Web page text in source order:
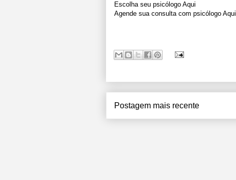
Escolha seu psicólogo Aqui
Agende sua consulta com psicólogo Aqui
Postagem mais recente